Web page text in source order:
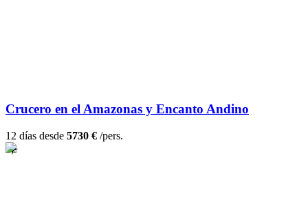
Crucero en el Amazonas y Encanto Andino
12 días desde 5730 € /pers.